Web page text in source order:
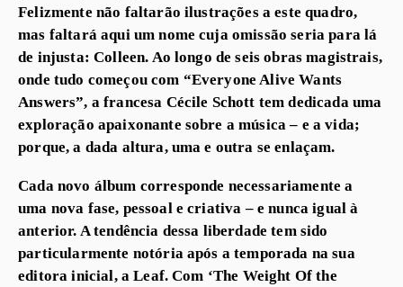
Felizmente não faltarão ilustrações a este quadro,
mas faltará aqui um nome cuja omissão seria para lá
de injusta: Colleen. Ao longo de seis obras magistrais,
onde tudo começou com “Everyone Alive Wants
Answers”, a francesa Cécile Schott tem dedicada uma
exploração apaixonante sobre a música – e a vida;
porque, a dada altura, uma e outra se enlaçam.
Cada novo álbum corresponde necessariamente a
uma nova fase, pessoal e criativa – e nunca igual à
anterior. A tendência dessa liberdade tem sido
particularmente notória após a temporada na sua
editora inicial, a Leaf. Com ‘The Weight Of the